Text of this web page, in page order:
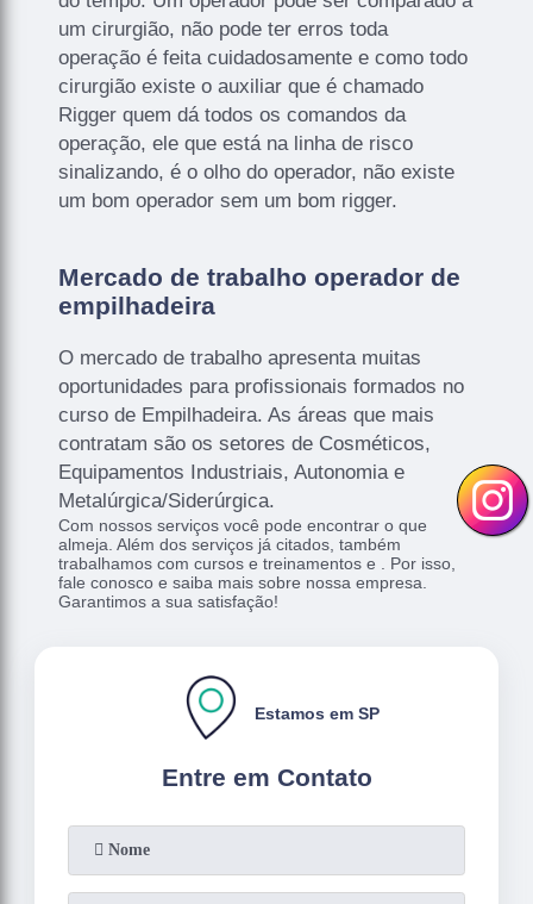
um cirurgião, não pode ter erros toda
operação é feita cuidadosamente e como todo
cirurgião existe o auxiliar que é chamado
Rigger quem dá todos os comandos da
operação, ele que está na linha de risco
sinalizando, é o olho do operador, não existe
um bom operador sem um bom rigger.
Mercado de trabalho operador de
empilhadeira
O mercado de trabalho apresenta muitas
oportunidades para profissionais formados no
curso de Empilhadeira. As áreas que mais
contratam são os setores de Cosméticos,
Equipamentos Industriais, Autonomia e
Metalúrgica/Siderúrgica.
Com nossos serviços você pode encontrar o que
almeja. Além dos serviços já citados, também
trabalhamos com cursos e treinamentos e . Por isso,
fale conosco e saiba mais sobre nossa empresa.
Garantimos a sua satisfação!
Entre em Contato
Estamos em SP